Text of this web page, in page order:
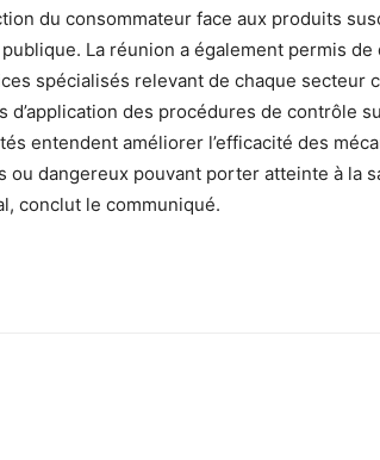
du consommateur face aux produits
La réunion a également permis de
spécialisés relevant de chaque secteur
d’application des procédures de contrôle
entendent améliorer l’efficacité des
dangereux pouvant porter atteinte à la
conclut le communiqué.